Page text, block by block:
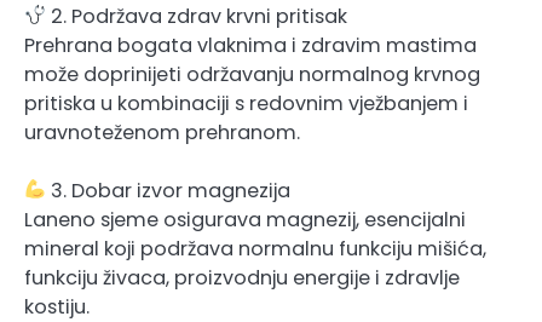
2. Podržava zdrav krvni pritisak
Prehrana bogata vlaknima i zdravim mastima
može doprinijeti održavanju normalnog krvnog
pritiska u kombinaciji s redovnim vježbanjem i
uravnoteženom prehranom.
3. Dobar izvor magnezija
Laneno sjeme osigurava magnezij, esencijalni
mineral koji podržava normalnu funkciju mišića,
funkciju živaca, proizvodnju energije i zdravlje
kostiju.